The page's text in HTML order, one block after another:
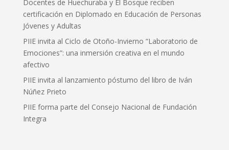
Docentes de Huechuraba y El Bosque reciben
certificación en Diplomado en Educación de Personas
Jóvenes y Adultas
PIIE invita al Ciclo de Otoño-Invierno “Laboratorio de
Emociones”: una inmersión creativa en el mundo
afectivo
PIIE invita al lanzamiento póstumo del libro de Iván
Núñez Prieto
PIIE forma parte del Consejo Nacional de Fundación
Integra